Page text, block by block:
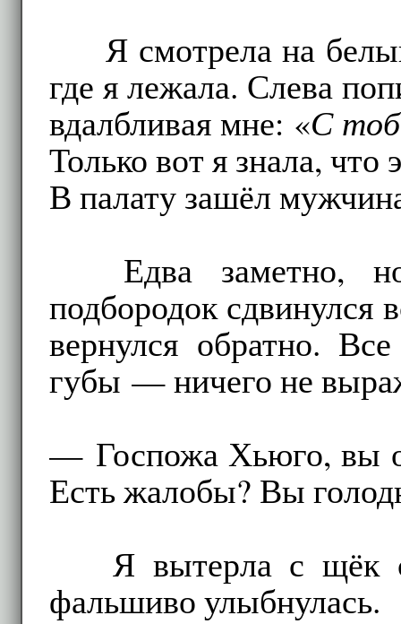
Я смотрела на
где я лежала. Слева
вдалбливая мне: «С
Только вот я знала, что
В палату зашёл
Едва заметно,
подбородок сдвинулся
вернулся обратно.
губы — ничего не
— Госпожа Хьюго, вы
Есть жалобы? Вы
Я вытерла с щёк
фальшиво улыбнулась.